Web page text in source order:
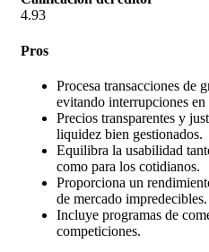
4.93
Pros
Procesa transacciones de
evitando interrupciones en
Precios transparentes y
liquidez bien gestionados.
Equilibra la usabilidad
como para los cotidianos.
Proporciona un
de mercado impredecibles.
Incluye programas de
competiciones.